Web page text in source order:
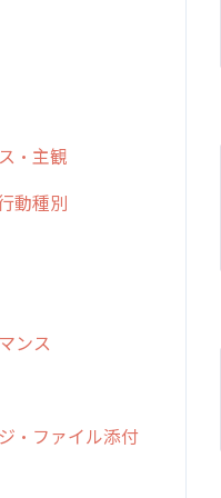
前の準備：シ
編
使い方：ユー
利に利用する
・主観
動種別
ンス
・ファイル添付